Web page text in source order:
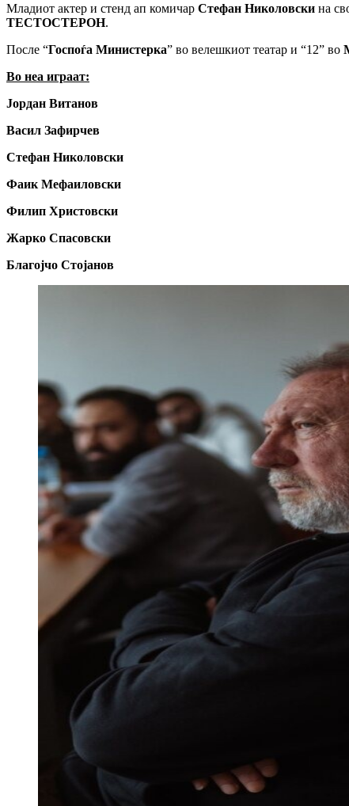
Младиот актер и стенд ап комичар Стефан Николовски на
ТЕСТОСТЕРОН.
После “Госпоѓа Министерка” во велешкиот театар и “12” во
Во неа играат:
Јордан Витанов
Васил Зафирчев
Стефан Николовски
Фаик Мефаиловски
Филип Христовски
Жарко Спасовски
Благојчо Стојанов